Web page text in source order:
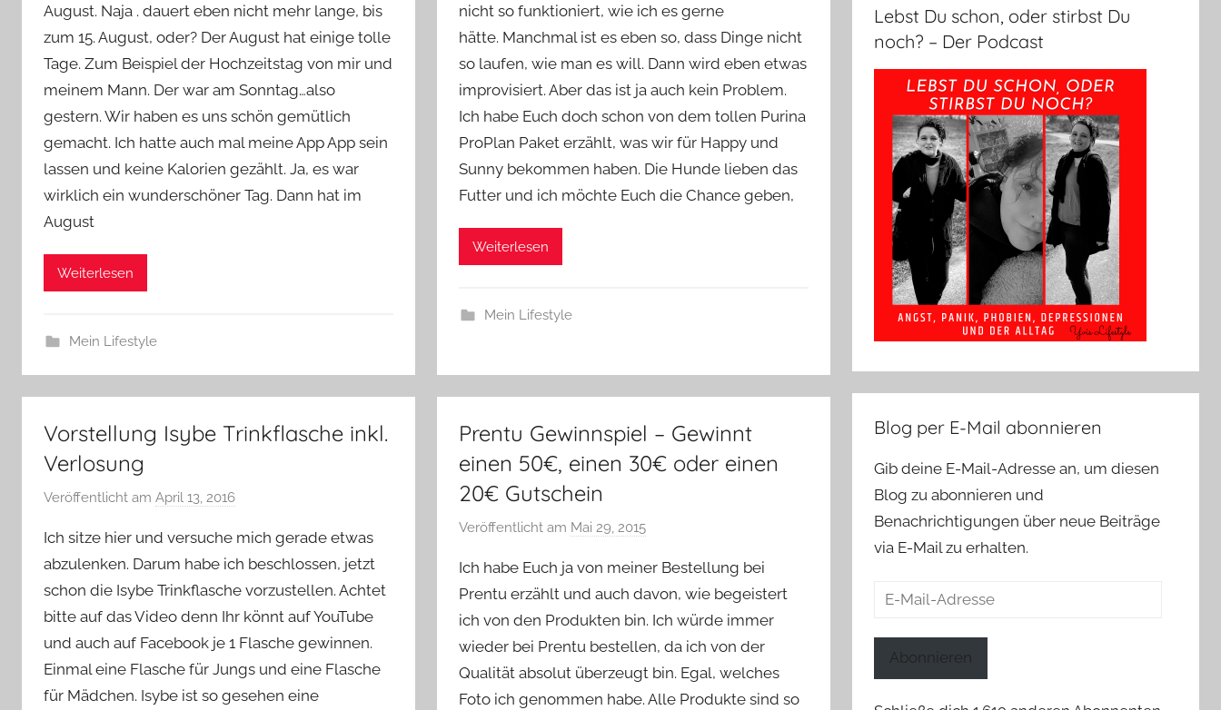
v
o
n
n
e
August. Naja . dauert eben nicht mehr lange, bis
zum 15. August, oder? Der August hat einige tolle
Tage. Zum Beispiel der Hochzeitstag von mir und
meinem Mann. Der war am Sonntag…also
gestern. Wir haben es uns schön gemütlich
gemacht. Ich hatte auch mal meine App App sein
lassen und keine Kalorien gezählt. Ja, es war
wirklich ein wunderschöner Tag. Dann hat im
August
Weiterlesen
Mein Lifestyle
v
o
n
n
nicht so funktioniert, wie ich es gerne
hätte. Manchmal ist es eben so, dass Dinge nicht
so laufen, wie man es will. Dann wird eben etwas
improvisiert. Aber das ist ja auch kein Problem.
Ich habe Euch doch schon von dem tollen Purina
ProPlan Paket erzählt, was wir für Happy und
Sunny bekommen haben. Die Hunde lieben das
Futter und ich möchte Euch die Chance geben,
Weiterlesen
Mein Lifestyle
Vorstellung Isybe Trinkflasche inkl.
Verlosung
Veröffentlicht am April 13, 2016
n
Y
v
o
n
Ich sitze hier und versuche mich gerade etwas
abzulenken. Darum habe ich beschlossen, jetzt
schon die Isybe Trinkflasche vorzustellen. Achtet
bitte auf das Video denn Ihr könnt auf YouTube
und auch auf Facebook je 1 Flasche gewinnen.
Einmal eine Flasche für Jungs und eine Flasche
für Mädchen. Isybe ist so gesehen eine
Prentu Gewinnspiel – Gewinnt
einen 50€, einen 30€ oder einen
20€ Gutschein
Veröffentlicht am Mai 29, 2015
n
Y
v
o
n
n
Ich habe Euch ja von meiner Bestellung bei
Prentu erzählt und auch davon, wie begeistert
ich von den Produkten bin. Ich würde immer
wieder bei Prentu bestellen, da ich von der
Qualität absolut überzeugt bin. Egal, welches
Foto ich genommen habe. Alle Produkte sind so
Lebst Du schon, oder stirbst Du
noch? – Der Podcast
Blog per E-Mail abonnieren
Gib deine E-Mail-Adresse an, um diesen
Blog zu abonnieren und
Benachrichtigungen über neue Beiträge
via E-Mail zu erhalten.
E-
Abonnieren